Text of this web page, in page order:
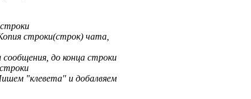
строки(строк) чата,
до конца строки
"клевета" и добалвяем